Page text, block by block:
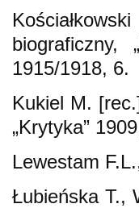
biograficzny,
1915/1918, 6.
Kukiel M.
„Krytyka”
Lewestam
Łubieńska T.,